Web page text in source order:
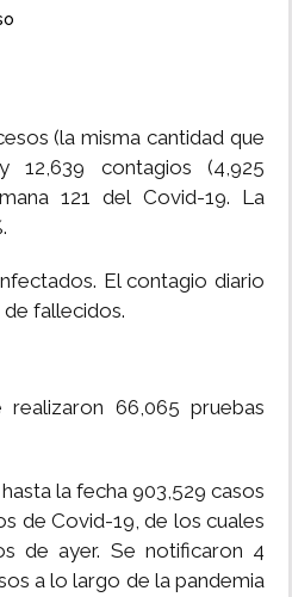
(la misma cantidad que
12,639 contagios (4,925
121 del Covid-19. La
El contagio diario
de fallecidos.
66,065 pruebas
la fecha 903,529 casos
de Covid-19, de los cuales
de ayer. Se notificaron 4
a lo largo de la pandemia